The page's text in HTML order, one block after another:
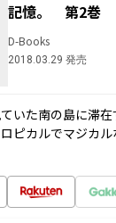
記憶。 第2巻
D-Books
2018.03.29 発売
いた南の島に滞
ピカルでマジカ